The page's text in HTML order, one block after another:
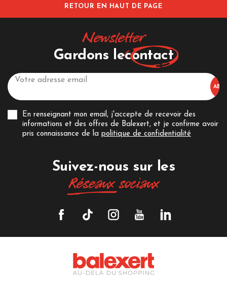
RETOUR EN HAUT DE PAGE
Newsletter
Gardons lecontact
En renseignant mon email, j'accepte de recevoir des
informations et des offres de Balexert, et je confirme avoir
pris connaissance de la politique de confidentialité
Suivez-nous sur les
Réseauxsociaux